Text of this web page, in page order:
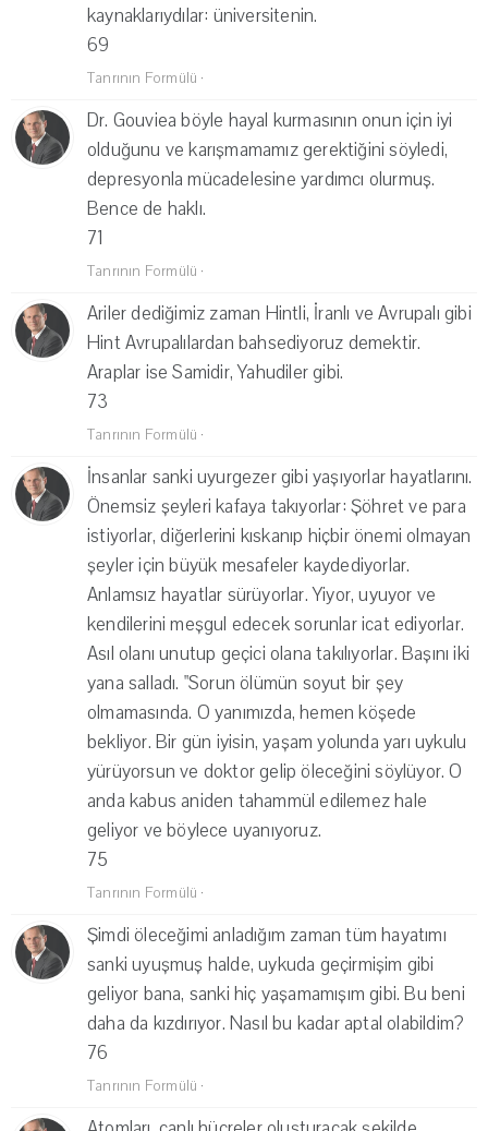
kaynaklarıydılar: üniversitenin.
69
Tanrının Formülü ·
Dr. Gouviea böyle hayal kurmasının onun için iyi
olduğunu ve karışmamamız gerektiğini söyledi,
depresyonla mücadelesine yardımcı olurmuş.
Bence de haklı.
71
Tanrının Formülü ·
Ariler dediğimiz zaman Hintli, İranlı ve Avrupalı gibi
Hint Avrupalılardan bahsediyoruz demektir.
Araplar ise Samidir, Yahudiler gibi.
73
Tanrının Formülü ·
İnsanlar sanki uyurgezer gibi yaşıyorlar hayatlarını.
Önemsiz şeyleri kafaya takıyorlar: Şöhret ve para
istiyorlar, diğerlerini kıskanıp hiçbir önemi olmayan
şeyler için büyük mesafeler kaydediyorlar.
Anlamsız hayatlar sürüyorlar. Yiyor, uyuyor ve
kendilerini meşgul edecek sorunlar icat ediyorlar.
Asıl olanı unutup geçici olana takılıyorlar. Başını iki
yana salladı. "Sorun ölümün soyut bir şey
olmamasında. O yanımızda, hemen köşede
bekliyor. Bir gün iyisin, yaşam yolunda yarı uykulu
yürüyorsun ve doktor gelip öleceğini söylüyor. O
anda kabus aniden tahammül edilemez hale
geliyor ve böylece uyanıyoruz.
75
Tanrının Formülü ·
Şimdi öleceğimi anladığım zaman tüm hayatımı
sanki uyuşmuş halde, uykuda geçirmişim gibi
geliyor bana, sanki hiç yaşamamışım gibi. Bu beni
daha da kızdırıyor. Nasıl bu kadar aptal olabildim?
76
Tanrının Formülü ·